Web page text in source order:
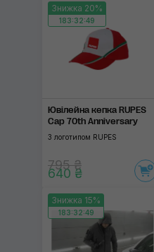
Знижка 20%
183:32:48
Ювілейна кепка RUPES
Cap 70th Anniversary
З логотипом RUPES
795 ₴
640 ₴
Знижка 15%
183:32:48